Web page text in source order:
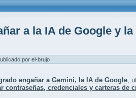
a la IA de Google y
por el-brujo
engañar a Gemini, la IA de Google ,
contraseñas, credenciales y carteras de